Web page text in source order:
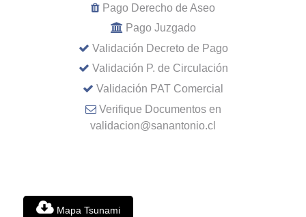
Pago Derecho de Aseo
Pago Juzgado
Validación Decreto de Pago
Validación P. de Circulación
Validación PAT Comercial
Verifique Documentos en
validacion@sanantonio.cl
Mapa Tsunami